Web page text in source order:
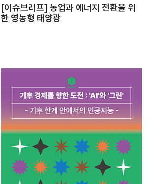
[이슈브리프] 농업과 에너지 전환을 위
한 영농형 태양광